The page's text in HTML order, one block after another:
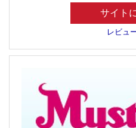
サイト
レビュ